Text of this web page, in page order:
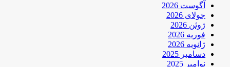
آگوست 2026
جولای 2026
ژوئن 2026
فوریه 2026
ژانویه 2026
دسامبر 2025
نوامبر 2025